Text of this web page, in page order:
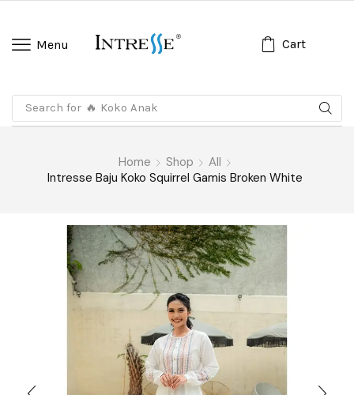
Menu Cart
Search for 🔥 Koko Anak
Home Shop
All
Intresse Baju Koko Squirrel Gamis Broken White